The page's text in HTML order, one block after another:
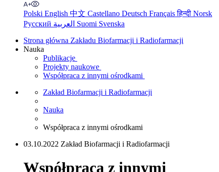
Polski English 中文 Castellano Deutsch Françaisहिन्दी Norsk
Русский
Suomi Svenska
Strona główna Zakładu Biofarmacji i Radiofarmacji
Nauka
Publikacje
Projekty naukowe
Współpraca z innymi ośrodkami
Zakład Biofarmacji i Radiofarmacji
Nauka
Współpraca z innymi ośrodkami
03.10.2022 Zakład Biofarmacji i Radiofarmacji
Współpraca z innymi